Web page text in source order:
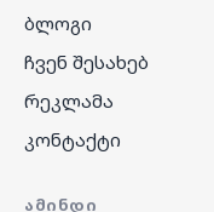
ბლოგი
ჩვენ შესახებ
რეკლამა
კონტაქტი
ᲐᲛᲘᲜᲓᲘ